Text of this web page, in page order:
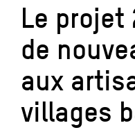
Le projet
de
aux
villages